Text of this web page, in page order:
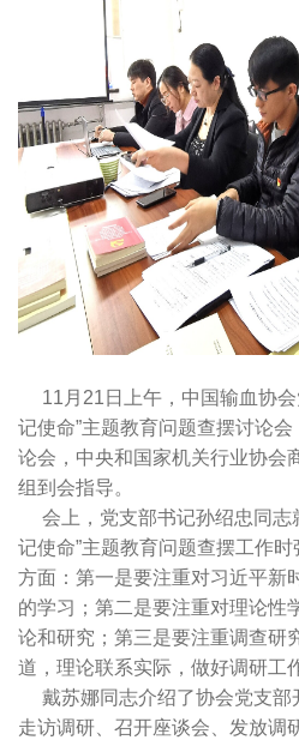
11月21日上午，中国输血协会
记使命”主题教育问题查摆讨论
论会，中央和国家机关行业协会
组到会指导。
会上，党支部书记孙绍忠同志
记使命”主题教育问题查摆工作
方面：第一是要注重对习近平新
的学习；第二是要注重对理论性
论和研究；第三是要注重调查研
道，理论联系实际，做好调研工
戴苏娜同志介绍了协会党支部
走访调研、召开座谈会、发放调